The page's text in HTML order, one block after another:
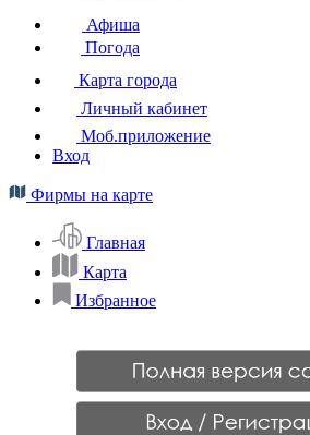
Афиша
Погода
Карта города
Личный кабинет
Моб.приложение
Вход
Фирмы на карте
Главная
Карта
Избранное